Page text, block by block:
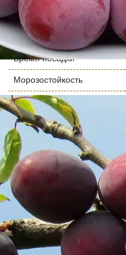
Период цветения
Вид саженца
Время посадки
Морозостойкость
Высота растения, метр
Корневая система
Местоположение
Высота саженца, м
Устойчивость к болезням
Вступление сорта в
плодоношение
Расстояние между
растениями